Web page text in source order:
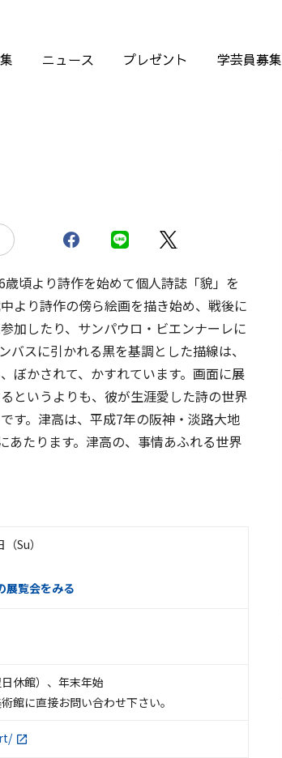
ニュース プレゼント 学芸員募集
頃より詩作を始めて個人詩誌「貌」を
より詩作の傍ら絵画を描き始め、戦後に
加したり、サンパウロ・ビエンナーレに
スに引かれる黒を基調とした描線は、
ぼかされて、かすれています。画面に展
というよりも、彼が生涯愛した詩の世界
す。津高は、平成7年の阪神・淡路大地
あたります。津高の、事情あふれる世界
Su）
展覧会をみる
休館）、年末年始
館に直接お問い合わせ下さい。